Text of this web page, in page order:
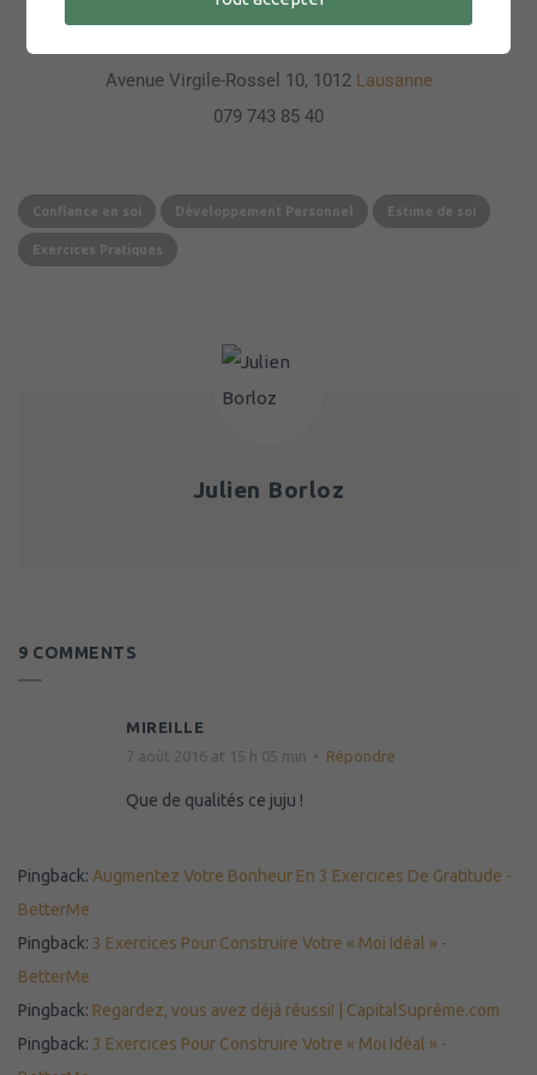
Avenue Virgile-Rossel 10, 1012 Lausanne
079 743 85 40
Confiance en soi Développement Personnel Estime de soi
Exercices Pratiques
Julien Borloz
9 COMMENTS
MIREILLE
7 août 2016 at 15 h 05 min
Répondre
Que de qualités ce juju !
Pingback: Augmentez Votre Bonheur En 3 Exercices De Gratitude -
BetterMe
Pingback: 3 Exercices Pour Construire Votre « Moi Idéal » -
BetterMe
Pingback: Regardez, vous avez déjà réussi! | CapitalSuprême.com
Pingback: 3 Exercices Pour Construire Votre « Moi Idéal » -